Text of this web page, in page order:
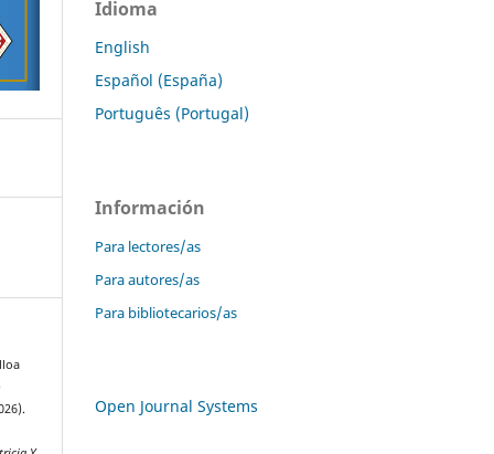
Idioma
English
Español (España)
Português (Portugal)
Información
Para lectores/as
Para autores/as
Para bibliotecarios/as
Open Journal Systems